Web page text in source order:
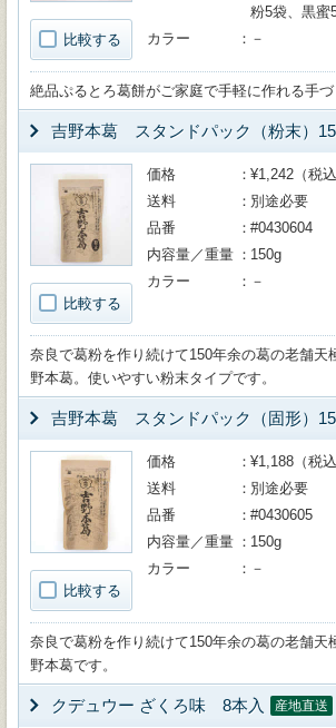
比較する
粉5袋、黒蜜
カラー
－
絶品ぷるとろ葛餅がご家庭で手軽に作れる手づ
吉野本葛 スタンドパック（粉末）
比較する
価格
¥1,242（税込
送料
別途必要
品番
#0430604
内容量／重量
150g
カラー
－
奈良で葛粉を作り続けて150年余の葛の老舗天
野本葛。使いやすい粉末タイプです。
吉野本葛 スタンドパック（固形）
比較する
価格
¥1,188（税込
送料
別途必要
品番
#0430605
内容量／重量
150g
カラー
－
奈良で葛粉を作り続けて150年余の葛の老舗天
野本葛です。
クデュウー ざくろ味 8本入 産地直送